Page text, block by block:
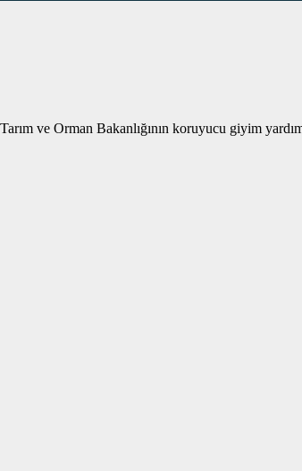
ve Orman Bakanlığının koruyucu giyim